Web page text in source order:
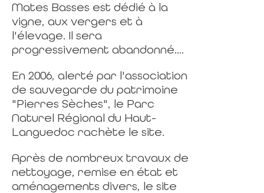
Mates Basses est dédié à la
vigne, aux vergers et à
l'élevage. Il sera
progressivement abandonné....
En 2006, alerté par l'association
de sauvegarde du patrimoine
"Pierres Sèches", le Parc
Naturel Régional du Haut-
Languedoc rachète le site.
Après de nombreux travaux de
nettoyage, remise en état et
aménagements divers, le site